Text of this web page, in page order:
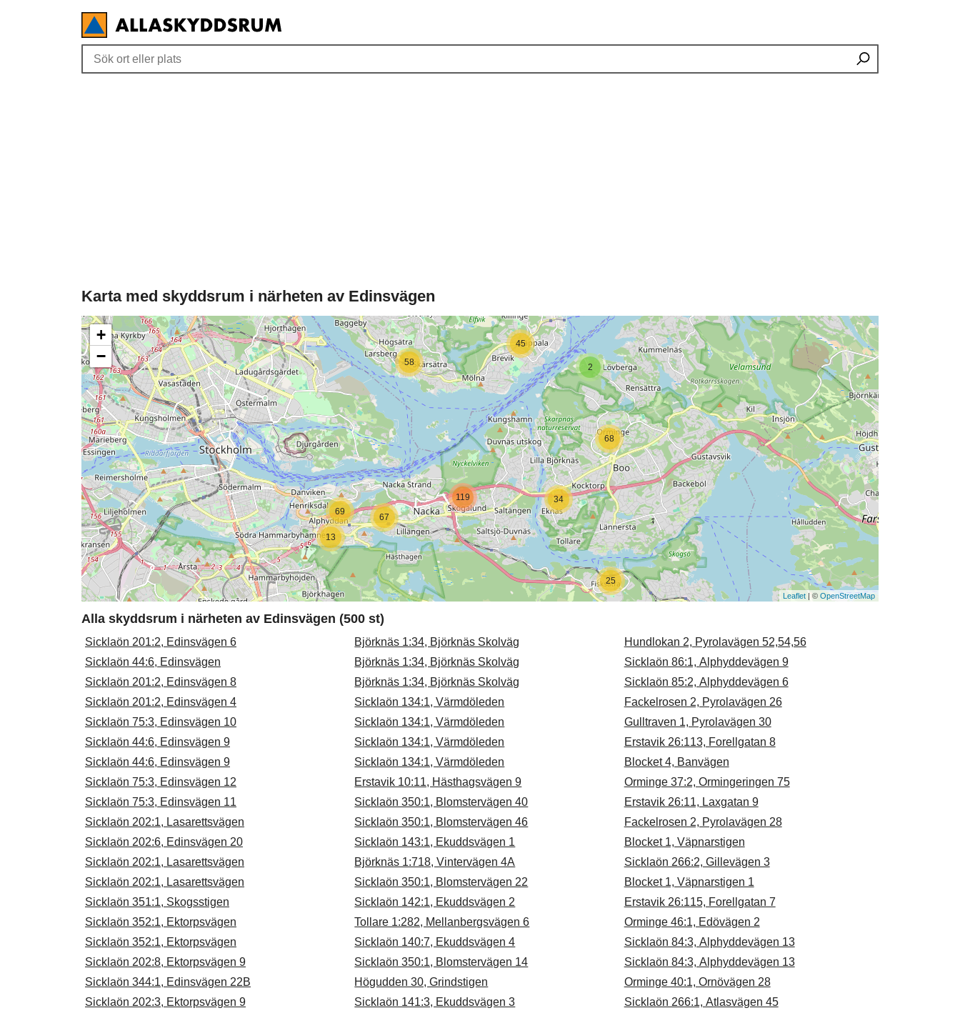
Karta med skyddsrum i närheten av Edinsvägen
58 2
25
68
13
69
45
67
34
119
+
−
Leaflet | © OpenStreetMap
Alla skyddsrum i närheten av Edinsvägen (500 st)
Sicklaön 201:2, Edinsvägen 6
Sicklaön 44:6, Edinsvägen
Sicklaön 201:2, Edinsvägen 8
Sicklaön 201:2, Edinsvägen 4
Sicklaön 75:3, Edinsvägen 10
Sicklaön 44:6, Edinsvägen 9
Sicklaön 44:6, Edinsvägen 9
Sicklaön 75:3, Edinsvägen 12
Sicklaön 75:3, Edinsvägen 11
Sicklaön 202:1, Lasarettsvägen
Sicklaön 202:6, Edinsvägen 20
Sicklaön 202:1, Lasarettsvägen
Sicklaön 202:1, Lasarettsvägen
Sicklaön 351:1, Skogsstigen
Sicklaön 352:1, Ektorpsvägen
Sicklaön 352:1, Ektorpsvägen
Sicklaön 202:8, Ektorpsvägen 9
Sicklaön 344:1, Edinsvägen 22B
Sicklaön 202:3, Ektorpsvägen 9
Björknäs 1:34, Björknäs Skolväg
Björknäs 1:34, Björknäs Skolväg
Björknäs 1:34, Björknäs Skolväg
Sicklaön 134:1, Värmdöleden
Sicklaön 134:1, Värmdöleden
Sicklaön 134:1, Värmdöleden
Sicklaön 134:1, Värmdöleden
Erstavik 10:11, Hästhagsvägen 9
Sicklaön 350:1, Blomstervägen 40
Sicklaön 350:1, Blomstervägen 46
Sicklaön 143:1, Ekuddsvägen 1
Björknäs 1:718, Vintervägen 4A
Sicklaön 350:1, Blomstervägen 22
Sicklaön 142:1, Ekuddsvägen 2
Tollare 1:282, Mellanbergsvägen 6
Sicklaön 140:7, Ekuddsvägen 4
Sicklaön 350:1, Blomstervägen 14
Högudden 30, Grindstigen
Sicklaön 141:3, Ekuddsvägen 3
Hundlokan 2, Pyrolavägen 52,54,56
Sicklaön 86:1, Alphyddevägen 9
Sicklaön 85:2, Alphyddevägen 6
Fackelrosen 2, Pyrolavägen 26
Gulltraven 1, Pyrolavägen 30
Erstavik 26:113, Forellgatan 8
Blocket 4, Banvägen
Orminge 37:2, Ormingeringen 75
Erstavik 26:11, Laxgatan 9
Fackelrosen 2, Pyrolavägen 28
Blocket 1, Väpnarstigen
Sicklaön 266:2, Gillevägen 3
Blocket 1, Väpnarstigen 1
Erstavik 26:115, Forellgatan 7
Orminge 46:1, Edövägen 2
Sicklaön 84:3, Alphyddevägen 13
Sicklaön 84:3, Alphyddevägen 13
Orminge 40:1, Ornövägen 28
Sicklaön 266:1, Atlasvägen 45